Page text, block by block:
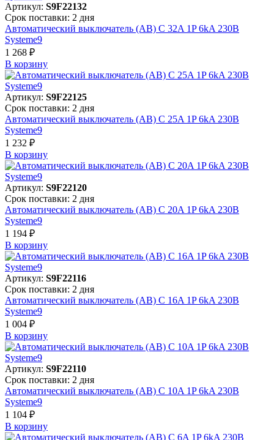
Артикул: S9F22132
Срок поставки: 2 дня
Автоматический выключатель (АВ) C 32A 1P 6kA 230В
Systeme9
1 268 ₽
В корзинy
Артикул: S9F22125
Срок поставки: 2 дня
Автоматический выключатель (АВ) C 25A 1P 6kA 230В
Systeme9
1 232 ₽
В корзинy
Артикул: S9F22120
Срок поставки: 2 дня
Автоматический выключатель (АВ) C 20A 1P 6kA 230В
Systeme9
1 194 ₽
В корзинy
Артикул: S9F22116
Срок поставки: 2 дня
Автоматический выключатель (АВ) C 16A 1P 6kA 230В
Systeme9
1 004 ₽
В корзинy
Артикул: S9F22110
Срок поставки: 2 дня
Автоматический выключатель (АВ) C 10A 1P 6kA 230В
Systeme9
1 104 ₽
В корзинy